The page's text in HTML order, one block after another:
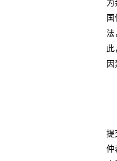
为
法
此
提
仲